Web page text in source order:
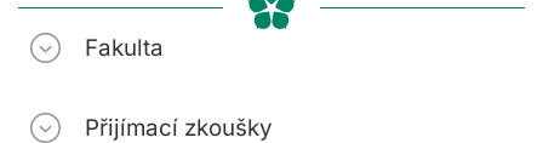
Fakulta
Přijímací zkoušky